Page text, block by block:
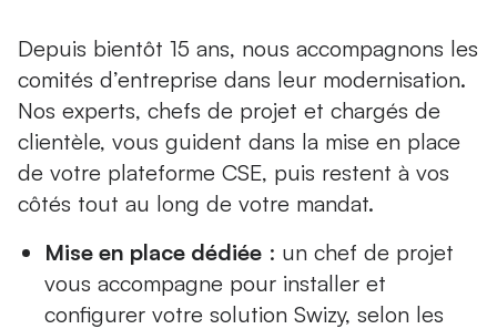
Depuis bientôt 15 ans, nous accompagnons les
comités d’entreprise dans leur modernisation.
Nos experts, chefs de projet et chargés de
clientèle, vous guident dans la mise en place
de votre plateforme CSE, puis restent à vos
côtés tout au long de votre mandat.
Mise en place dédiée : un chef de projet
vous accompagne pour installer et
configurer votre solution Swizy, selon les